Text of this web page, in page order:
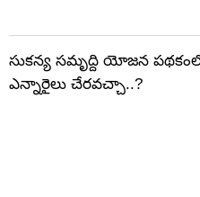
సుకన్య సమృద్ది యోజన
ఎన్నారైలు చేరవచ్చా..?